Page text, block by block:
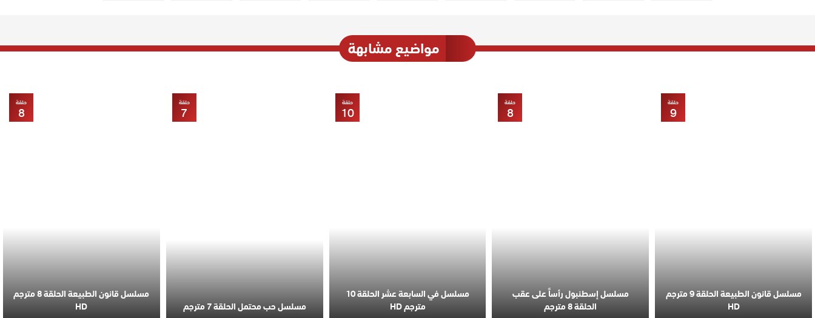
مواضيع مشابهة
مسلسل قانون الطبيعة الحلقة 9 مترجم
HD
حلقة
9
مسلسل إسطنبول رأساً على عقب
الحلقة 8 مترجم
حلقة
8
مسلسل في السابعة عشر الحلقة 10
مترجم HD
حلقة
10
مسلسل حب محتمل الحلقة 7 مترجم
حلقة
7
مسلسل قانون الطبيعة الحلقة 8 مترجم
HD
حلقة
8